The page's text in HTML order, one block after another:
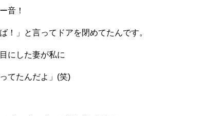
音！
！」と言ってドアを閉めてたんです。
にした妻が私に
てたんだよ」(笑)